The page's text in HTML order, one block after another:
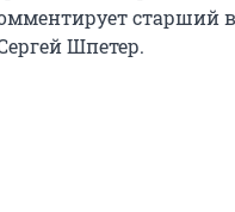
старший
Шпетер.